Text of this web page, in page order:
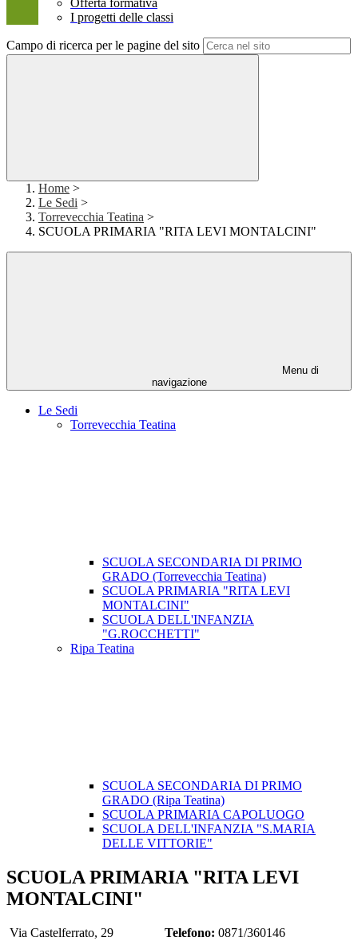
Offerta formativa
I progetti delle classi
Campo di ricerca per le pagine del sito
Home >
Le Sedi >
Torrevecchia Teatina >
SCUOLA PRIMARIA "RITA LEVI MONTALCINI"
Menu di
navigazione
Le Sedi
Torrevecchia Teatina
SCUOLA SECONDARIA DI PRIMO
GRADO (Torrevecchia Teatina)
SCUOLA PRIMARIA "RITA LEVI
MONTALCINI"
SCUOLA DELL'INFANZIA
"G.ROCCHETTI"
Ripa Teatina
SCUOLA SECONDARIA DI PRIMO
GRADO (Ripa Teatina)
SCUOLA PRIMARIA CAPOLUOGO
SCUOLA DELL'INFANZIA "S.MARIA
DELLE VITTORIE"
SCUOLA PRIMARIA "RITA LEVI
MONTALCINI"
Via Castelferrato, 29 Telefono: 0871/360146